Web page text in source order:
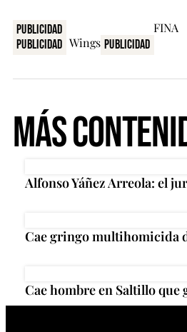
Publicidad
Publicidad
Publicidad
Más
Alfonso Yáñez Arreola: el
Cae gringo multihomicida
Cae hombre en Saltillo que